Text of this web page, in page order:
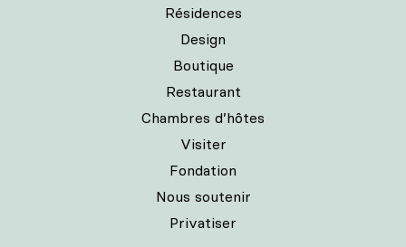
Résidences
Design
Boutique
Restaurant
Chambres d’hôtes
Visiter
Fondation
Nous soutenir
Privatiser